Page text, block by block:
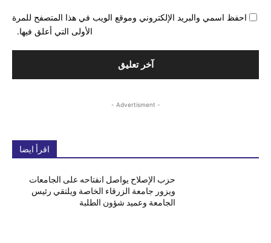
احفظ اسمي والبريد الإلكتروني وموقع الويب في هذا المتصفح للمرة
الأولى التي أعلق فيها.
- Advertisment -
اقرأ ايضا
حزب الإصلاح يواصل انفتاحه على الجامعات
ويزور جامعة الزرقاء الخاصة ويلتقي رئيس
الجامعة وعميد شؤون الطلبة